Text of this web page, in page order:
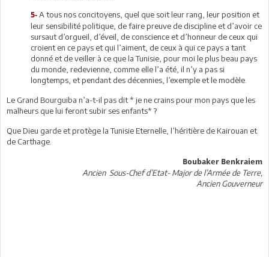
5- A tous nos concitoyens, quel que soit leur rang, leur position et
leur sensibilité politique, de faire preuve de discipline et d’avoir ce
sursaut d’orgueil, d’éveil, de conscience et d’honneur de ceux qui
croient en ce pays et qui l’aiment, de ceux à qui ce pays a tant
donné et de veiller à ce que la Tunisie, pour moi le plus beau pays
du monde, redevienne, comme elle l’a été, il n’y a pas si
longtemps, et pendant des décennies, l’exemple et le modèle.
Le Grand Bourguiba n’a-t-il pas dit * je ne crains pour mon pays que les
malheurs que lui feront subir ses enfants* ?
Que Dieu garde et protège la Tunisie Eternelle, l’héritière de Kairouan et
de Carthage.
Boubaker Benkraiem
Ancien Sous-Chef d’Etat- Major de l’Armée de Terre,
Ancien Gouverneur